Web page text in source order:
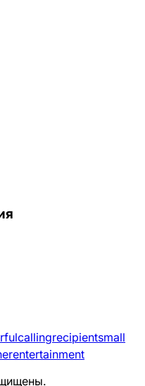
callingrecipientsmall
entertainment